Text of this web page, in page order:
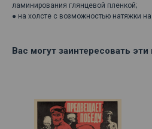
ламинирования глянцевой пленкой;
● на холсте с возможностью натяжки
Вас могут заинтересовать эти